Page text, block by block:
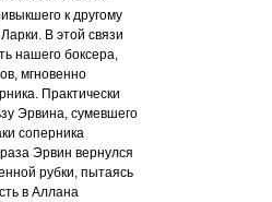
к другому
В этой связи
нашего боксера,
мгновенно
Практически
Эрвина, сумевшего
соперника
Эрвин вернулся
рубки, пытаясь
в Аллана